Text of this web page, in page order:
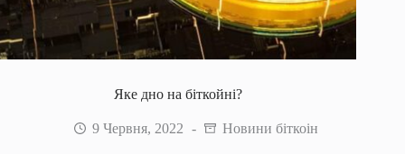
Яке дно на біткойні?
9 Червня, 2022 Новини біткоін